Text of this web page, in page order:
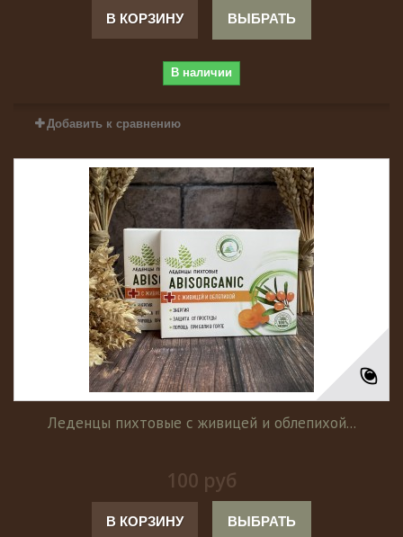
В КОРЗИНУ ВЫБРАТЬ
В наличии
Добавить к сравнению
Леденцы пихтовые с живицей и облепихой...
100 руб
В КОРЗИНУ ВЫБРАТЬ